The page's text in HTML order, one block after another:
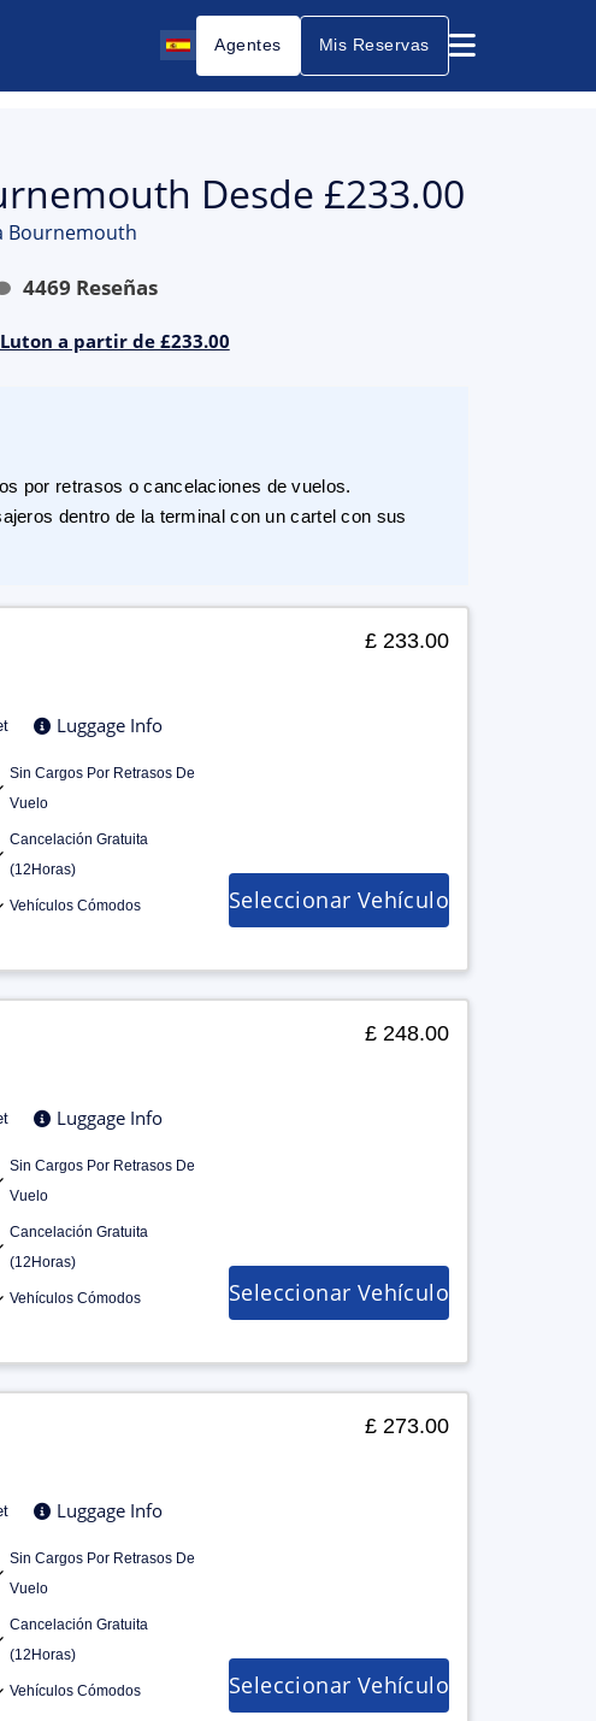
Agentes Mis Reservas
Desde £233.00
Bournemouth
4469 Reseñas
a partir de £233.00
por retrasos o cancelaciones de vuelos.
dentro de la terminal con un cartel con sus
Luggage Info
Sin Cargos Por Retrasos De
Vuelo
Cancelación Gratuita
(12Horas)
Vehículos Cómodos
£ 233.00
Seleccionar Vehículo
Luggage Info
Sin Cargos Por Retrasos De
Vuelo
Cancelación Gratuita
(12Horas)
Vehículos Cómodos
£ 248.00
Seleccionar Vehículo
Luggage Info
Sin Cargos Por Retrasos De
Vuelo
Cancelación Gratuita
(12Horas)
Vehículos Cómodos
£ 273.00
Seleccionar Vehículo